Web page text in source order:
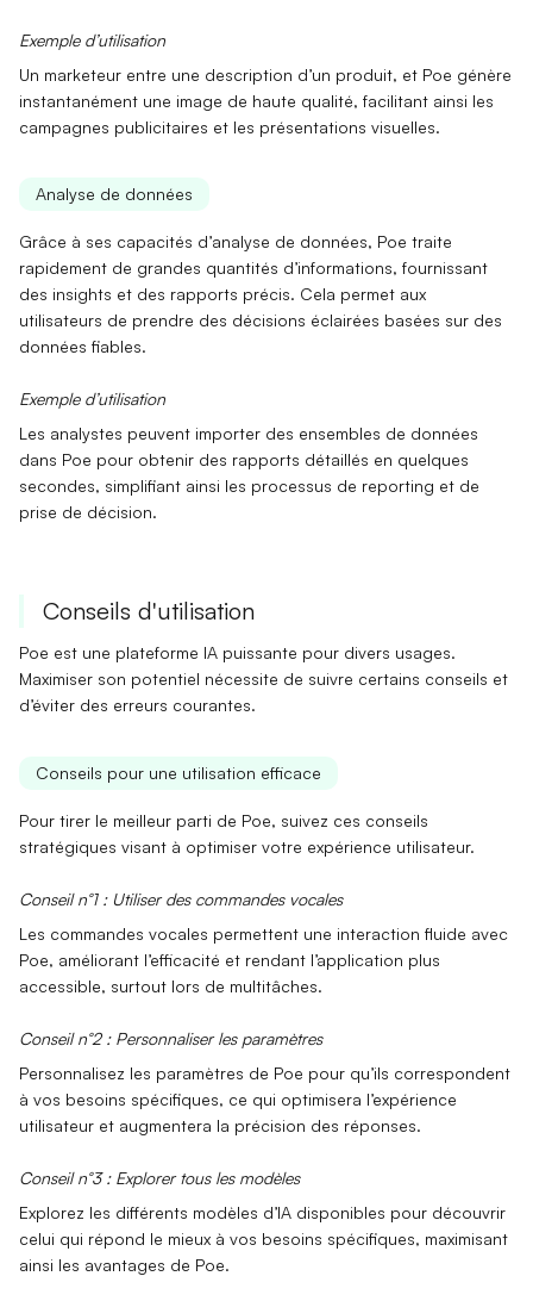
Exemple d’utilisation
Un marketeur entre une description d’un produit, et Poe génère
instantanément une image de haute qualité, facilitant ainsi les
campagnes publicitaires et les présentations visuelles.
Analyse de données
Grâce à ses capacités d’analyse de données, Poe traite
rapidement de grandes quantités d’informations, fournissant
des insights et des rapports précis. Cela permet aux
utilisateurs de prendre des décisions éclairées basées sur des
données fiables.
Exemple d’utilisation
Les analystes peuvent importer des ensembles de données
dans Poe pour obtenir des rapports détaillés en quelques
secondes, simplifiant ainsi les processus de reporting et de
prise de décision.
Conseils d'utilisation
Poe est une plateforme IA puissante pour divers usages.
Maximiser son potentiel nécessite de suivre certains conseils et
d’éviter des erreurs courantes.
Conseils pour une utilisation efficace
Pour tirer le meilleur parti de Poe, suivez ces conseils
stratégiques visant à optimiser votre expérience utilisateur.
Conseil n°1 : Utiliser des commandes vocales
Les commandes vocales permettent une interaction fluide avec
Poe, améliorant l’efficacité et rendant l’application plus
accessible, surtout lors de multitâches.
Conseil n°2 : Personnaliser les paramètres
Personnalisez les paramètres de Poe pour qu’ils correspondent
à vos besoins spécifiques, ce qui optimisera l’expérience
utilisateur et augmentera la précision des réponses.
Conseil n°3 : Explorer tous les modèles
Explorez les différents modèles d’IA disponibles pour découvrir
celui qui répond le mieux à vos besoins spécifiques, maximisant
ainsi les avantages de Poe.